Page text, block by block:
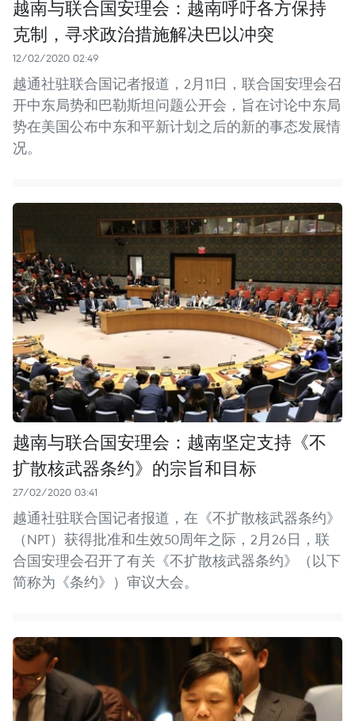
越南与联合国安理会：越南呼吁各方保持
克制，寻求政治措施解决巴以冲突
12/02/2020 02:49
越通社驻联合国记者报道，2月11日，联合国安理会召
开中东局势和巴勒斯坦问题公开会，旨在讨论中东局
势在美国公布中东和平新计划之后的新的事态发展情
况。
越南与联合国安理会：越南坚定支持《不
扩散核武器条约》的宗旨和目标
27/02/2020 03:41
越通社驻联合国记者报道，在《不扩散核武器条约》
（NPT）获得批准和生效50周年之际，2月26日，联
合国安理会召开了有关《不扩散核武器条约》（以下
简称为《条约》）审议大会。